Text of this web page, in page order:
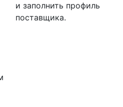
и заполнить профиль
поставщика.